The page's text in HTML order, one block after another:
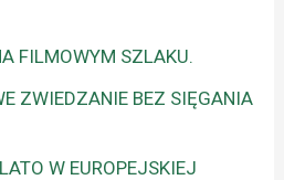
FILMOWYM SZLAKU.
ZWIEDZANIE BEZ SIĘGANIA
W EUROPEJSKIEJ